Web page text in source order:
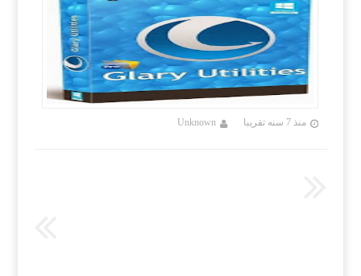
منذ 7 سنه تقريبا Unknown